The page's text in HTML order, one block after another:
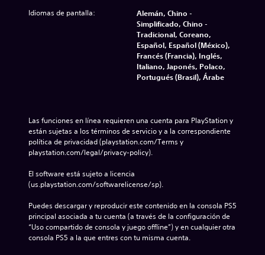
Idiomas de pantalla:
Alemán, Chino -
Simplificado, Chino -
Tradicional, Coreano,
Español, Español (México),
Francés (Francia), Inglés,
Italiano, Japonés, Polaco,
Portugués (Brasil), Árabe
Las funciones en línea requieren una cuenta para PlayStation y
están sujetas a los términos de servicio y a la correspondiente
política de privacidad (playstation.com/Terms y
playstation.com/legal/privacy-policy).
El software está sujeto a licencia
(us.playstation.com/softwarelicense/sp).
Puedes descargar y reproducir este contenido en la consola PS5
principal asociada a tu cuenta (a través de la configuración de
“Uso compartido de consola y juego offline”) y en cualquier otra
consola PS5 a la que entres con tu misma cuenta.